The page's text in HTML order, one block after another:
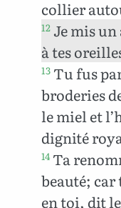
collier
12 Je mis un
à tes
13 Tu fus
broderies
le miel et
dignité
14 Ta
beauté; car
en toi, dit